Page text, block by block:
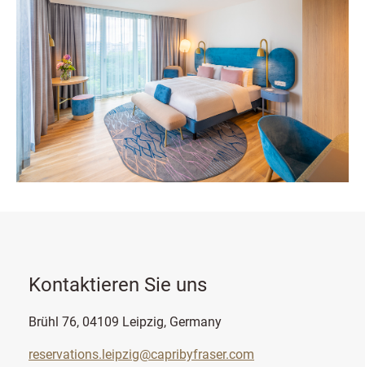
Kontaktieren Sie uns
Brühl 76, 04109 Leipzig, Germany
reservations.leipzig@capribyfraser.com